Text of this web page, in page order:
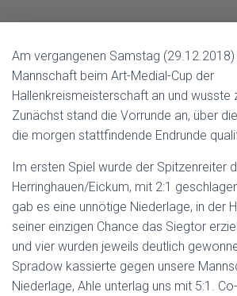
Am vergangenen Samstag
Mannschaft beim Art-Medial-Cup der
Hallenkreismeisterschaft an und wusste
Zunächst stand die Vorrunde an, über
die morgen stattfindende Endrunde
Im ersten Spiel wurde der Spitzenreiter
Herringhauen/Eickum, mit 2:1
gab es eine unnötige Niederlage, in der
seiner einzigen Chance das Siegtor
und vier wurden jeweils deutlich
Spradow kassierte gegen unsere
Niederlage, Ahle unterlag uns mit 5:1.